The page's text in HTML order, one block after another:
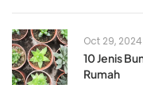
Oct 29, 2024
10 Jenis
Rumah